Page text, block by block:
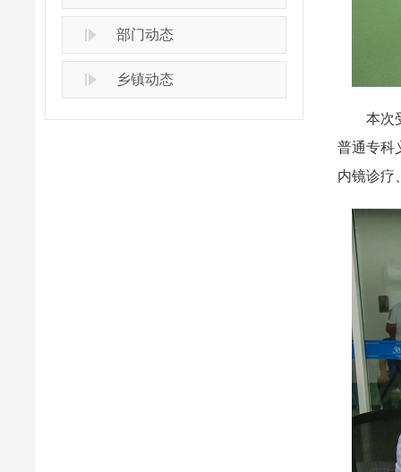
部门动态
乡镇动态
本次受
普通专科
内镜诊疗